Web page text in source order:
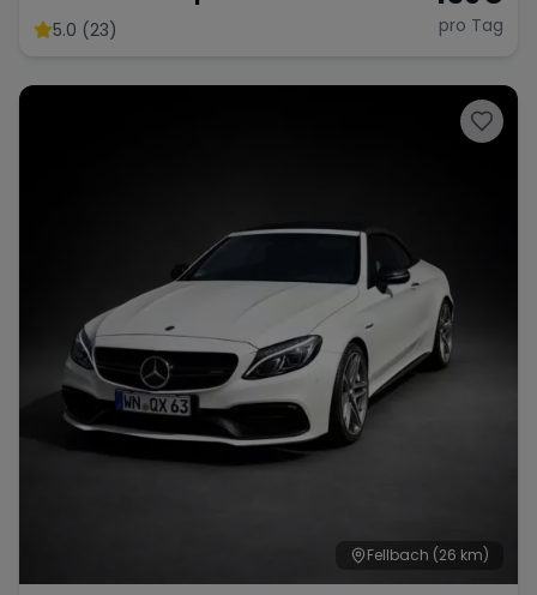
Paket
5.0 (23) pro Tag
Fellbach (26 km)